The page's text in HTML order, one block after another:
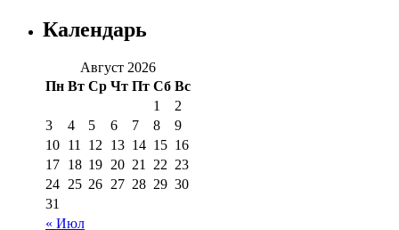
Календарь
Август 2026
Пн Вт Ср Чт Пт Сб Вс
« Июл
1
2
3
4 5 6 7 8
9
10 11 12 13 14 15 16
17 18 19 20 21 22 23
24 25 26 27 28 29 30
31